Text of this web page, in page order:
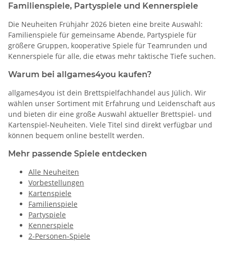
Familienspiele, Partyspiele und Kennerspiele
Die Neuheiten Frühjahr 2026 bieten eine breite Auswahl:
Familienspiele für gemeinsame Abende, Partyspiele für
größere Gruppen, kooperative Spiele für Teamrunden und
Kennerspiele für alle, die etwas mehr taktische Tiefe suchen.
Warum bei allgames4you kaufen?
allgames4you ist dein Brettspielfachhandel aus Jülich. Wir
wählen unser Sortiment mit Erfahrung und Leidenschaft aus
und bieten dir eine große Auswahl aktueller Brettspiel- und
Kartenspiel-Neuheiten. Viele Titel sind direkt verfügbar und
können bequem online bestellt werden.
Mehr passende Spiele entdecken
Alle Neuheiten
Vorbestellungen
Kartenspiele
Familienspiele
Partyspiele
Kennerspiele
2-Personen-Spiele